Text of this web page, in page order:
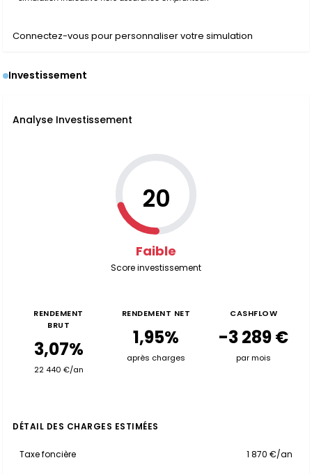
Connectez-vous pour personnaliser votre simulation
Investissement
Analyse Investissement
20
Faible
Score investissement
RENDEMENT
BRUT
3,07%
22 440 €/an
RENDEMENT NET
1,95%
après charges
CASHFLOW
-3 289 €
par mois
DÉTAIL DES CHARGES ESTIMÉES
Taxe foncière 1 870 €/an